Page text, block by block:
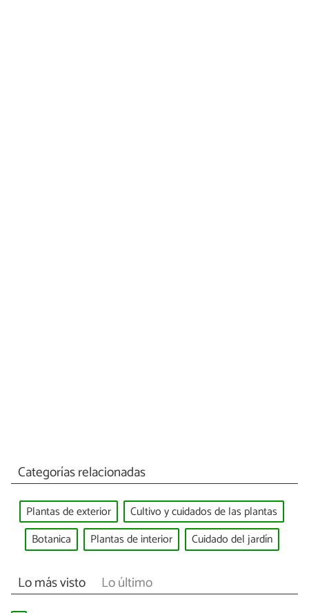
Categorías relacionadas
Plantas de exterior
Cultivo y cuidados de las plantas
Botanica
Plantas de interior Cuidado del jardín
Lo más visto Lo último